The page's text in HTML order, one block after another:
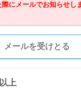
にメールでお知らせし
メールを受けとる
上